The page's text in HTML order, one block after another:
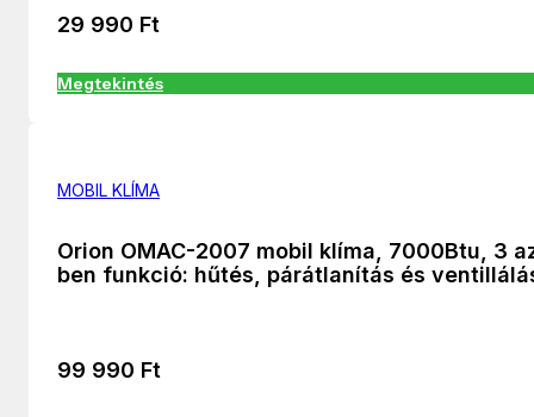
29 990 Ft
Megtekintés
MOBIL KLÍMA
Orion OMAC-2007 mobil klíma, 7000Btu, 3
ben funkció: hűtés, párátlanítás és
99 990 Ft